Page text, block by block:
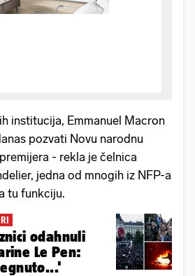
institucija, Emmanuel Macron
pozvati Novu narodnu
- rekla je čelnica
jedna od mnogih iz NFP-a
tu funkciju.
odahnuli
Le Pen: